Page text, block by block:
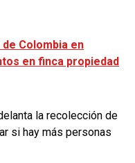
de Colombia en
en finca propiedad
la recolección de
si hay más personas